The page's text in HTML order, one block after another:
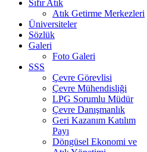
Sıfır Atık
Atık Getirme Merkezleri
Üniversiteler
Sözlük
Galeri
Foto Galeri
SSS
Çevre Görevlisi
Çevre Mühendisliği
LPG Sorumlu Müdür
Çevre Danışmanlık
Geri Kazanım Katılım
Payı
Döngüsel Ekonomi ve